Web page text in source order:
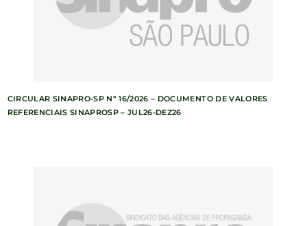
CIRCULAR SINAPRO-SP Nº 16/2026 – DOCUMENTO DE VALORES
REFERENCIAIS SINAPROSP – JUL26-DEZ26